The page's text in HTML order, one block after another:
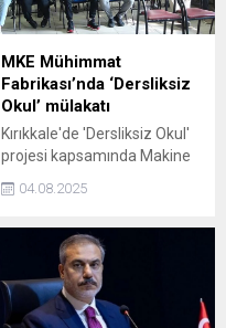
MKE Mühimmat
Fabrikası’nda ‘Dersliksiz
Okul’ mülakatı
Kırıkkale'de 'Dersliksiz Okul'
projesi kapsamında Makine
ve Kimya Endüstrisi’nde
(MKE) eğitim öğretim
MKE Mühimmat
Fabrikası'nda teknik sınav ve
mülakatlara girdi.
04.08.2025